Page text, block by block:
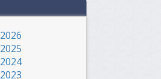
2026
2025
2024
2023